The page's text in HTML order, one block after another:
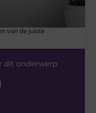
van de juiste
dit onderwerp